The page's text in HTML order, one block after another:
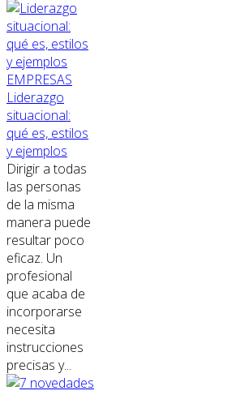
EMPRESAS
Liderazgo
situacional:
qué es, estilos
y ejemplos
Dirigir a todas
las personas
de la misma
manera puede
resultar poco
eficaz. Un
profesional
que acaba de
incorporarse
necesita
instrucciones
precisas y...